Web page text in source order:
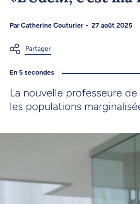
ParCatherine Couturier 27 août 2025
En 5 secondes
La nouvelle professeure
les populations